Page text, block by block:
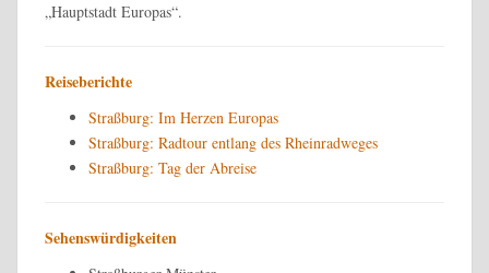
„Hauptstadt Europas“.
Reiseberichte
Straßburg: Im Herzen Europas
Straßburg: Radtour entlang des Rheinradweges
Straßburg: Tag der Abreise
Sehenswürdigkeiten